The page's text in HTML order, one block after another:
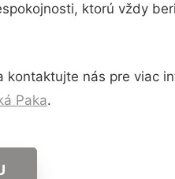
ktorú vždy
nás pre viac
Paka.